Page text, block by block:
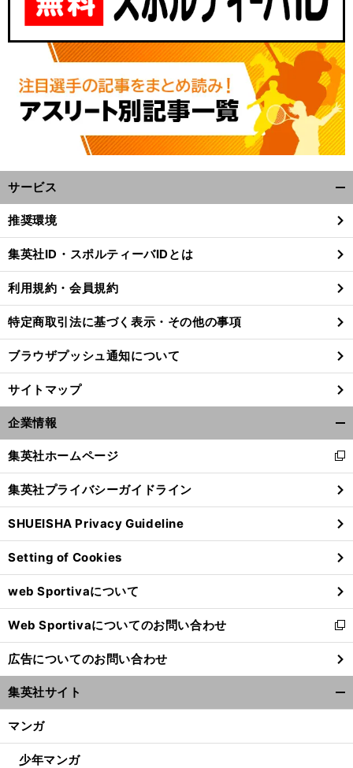
サービス
閉
る
推奨環境
集英社ID・スポルティーバIDとは
利用規約・会員規約
特定商取引法に基づく表示・その他の事項
ブラウザプッシュ通知について
サイトマップ
企業情報
閉
る
集英社ホームページ
新
し
い
ウ
ィ
ン
ド
ウ
で
開
く
集英社プライバシーガイドライン
SHUEISHA Privacy Guideline
Setting of Cookies
web Sportivaについて
Web Sportivaについてのお問い合わせ
新
し
い
ウ
ィ
ン
ウ
広告についてのお問い合わせ
集英社サイト
マンガ
少年マンガ